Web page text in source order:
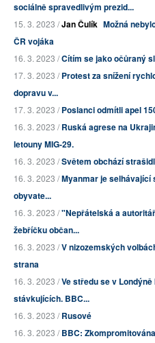
sociálně spravedlivým prezid...
15. 3. 2023 /Jan Čulík Možná
ČR vojáka
16. 3. 2023 /Cítím se jako očůraný
17. 3. 2023 /Protest za snížení
dopravu v...
17. 3. 2023 /Poslanci odmítli apel
16. 3. 2023 /Ruská agrese na
letouny MIG-29.
16. 3. 2023 /Světem obchází
16. 3. 2023 /Myanmar je selhávající
obyvate...
16. 3. 2023 /"Nepřátelská a
žebříčku občan...
16. 3. 2023 /V nizozemských
strana
16. 3. 2023 /Ve středu se v
stávkujících. BBC...
16. 3. 2023 /Rusové
16. 3. 2023 /BBC: